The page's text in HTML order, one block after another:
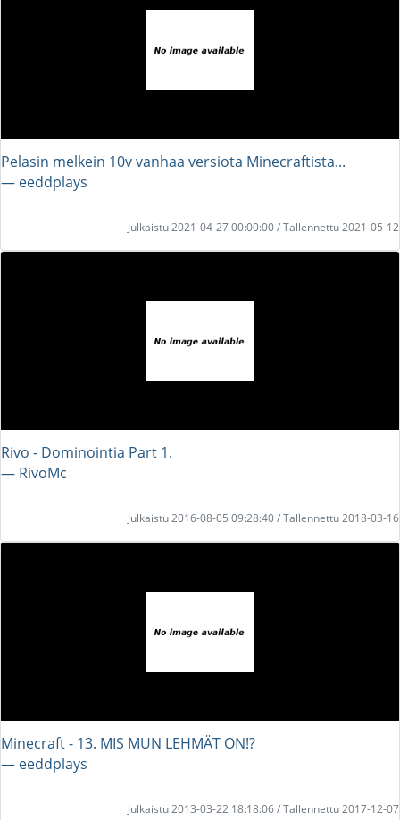
Pelasin melkein 10v vanhaa versiota Minecraftista...
― eeddplays
Julkaistu 2021-04-27 00:00:00 / Tallennettu 2021-05-12
Rivo - Dominointia Part 1.
― RivoMc
Julkaistu 2016-08-05 09:28:40 / Tallennettu 2018-03-16
Minecraft - 13. MIS MUN LEHMÄT ON!?
― eeddplays
Julkaistu 2013-03-22 18:18:06 / Tallennettu 2017-12-07